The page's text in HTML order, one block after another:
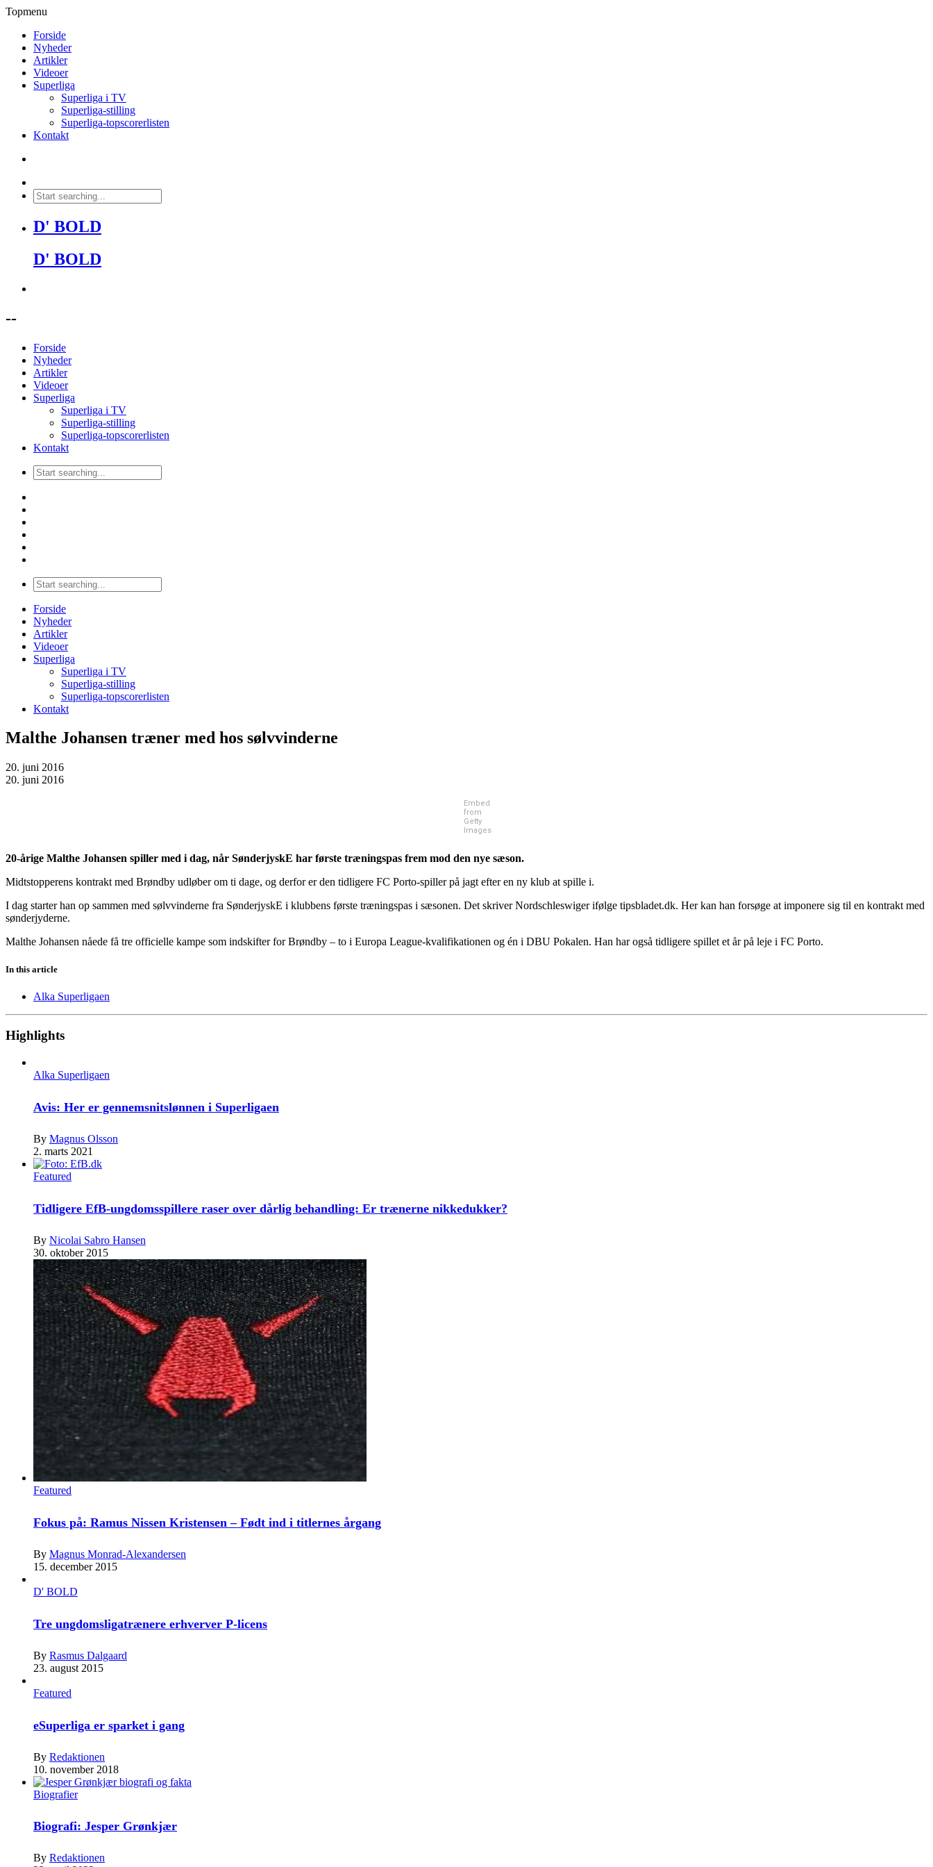
Topmenu
Forside
Nyheder
Artikler
Videoer
Superliga
Superliga i TV
Superliga-stilling
Superliga-topscorerlisten
Kontakt
D' BOLD
D' BOLD
--
Forside
Nyheder
Artikler
Videoer
Superliga
Superliga i TV
Superliga-stilling
Superliga-topscorerlisten
Kontakt
Forside
Nyheder
Artikler
Videoer
Superliga
Superliga i TV
Superliga-stilling
Superliga-topscorerlisten
Kontakt
Malthe Johansen træner med hos sølvvinderne
20. juni 2016
20. juni 2016
Embed
from
Getty
Images
20-årige Malthe Johansen spiller med i dag, når SønderjyskE har første træningspas frem mod den nye sæson.
Midtstopperens kontrakt med Brøndby udløber om ti dage, og derfor er den tidligere FC Porto-spiller på jagt efter en ny klub at spille i.
I dag starter han op sammen med sølvvinderne fra SønderjyskE i klubbens første træningspas i sæsonen. Det skriver Nordschleswiger ifølge tipsbladet.dk. Her kan han forsøge at imponere sig til en kontrakt med
sønderjyderne.
Malthe Johansen nåede få tre officielle kampe som indskifter for Brøndby – to i Europa League-kvalifikationen og én i DBU Pokalen. Han har også tidligere spillet et år på leje i FC Porto.
In this article
Alka Superligaen
Highlights
Alka Superligaen
Avis: Her er gennemsnitslønnen i Superligaen
By Magnus Olsson
2. marts 2021
Featured
Tidligere EfB-ungdomsspillere raser over dårlig behandling: Er trænerne nikkedukker?
By Nicolai Sabro Hansen
30. oktober 2015
Featured
Fokus på: Ramus Nissen Kristensen – Født ind i titlernes årgang
By Magnus Monrad-Alexandersen
15. december 2015
D' BOLD
Tre ungdomsligatrænere erhverver P-licens
By Rasmus Dalgaard
23. august 2015
Featured
eSuperliga er sparket i gang
By Redaktionen
10. november 2018
Biografier
Biografi: Jesper Grønkjær
By Redaktionen